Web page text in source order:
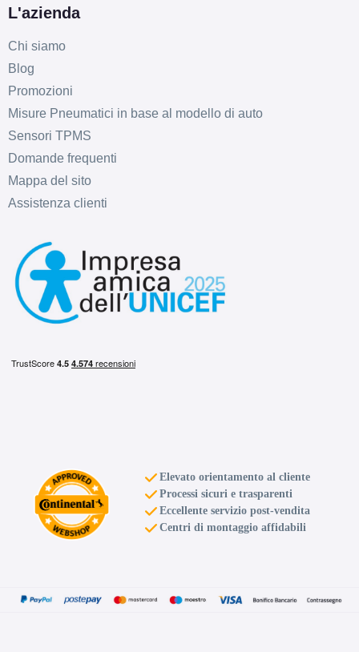
L'azienda
Chi siamo
Blog
Promozioni
Misure Pneumatici in base al modello di auto
Sensori TPMS
Domande frequenti
Mappa del sito
Assistenza clienti
Elevato orientamento al cliente
Processi sicuri e trasparenti
Eccellente servizio post-vendita
Centri di montaggio affidabili